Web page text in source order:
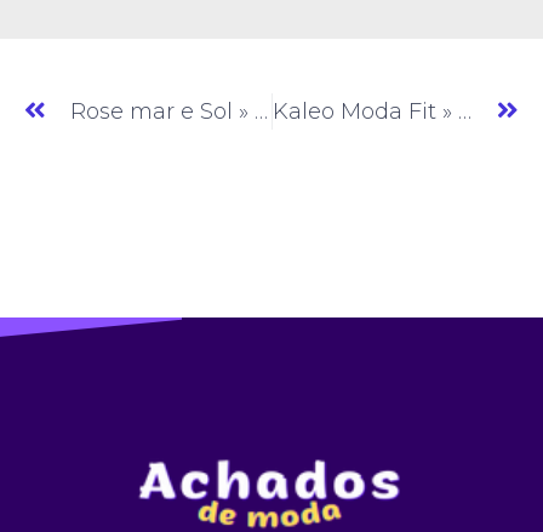
Rose mar e Sol » Moda Feminina » CE » (#AM365) Kaleo Moda Fit » Moda Fitness » CE » (#AM367)